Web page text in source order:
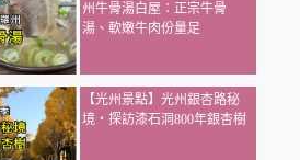
州牛骨湯白屋：正宗牛骨
湯、軟嫩牛肉份量足
【光州景點】光州銀杏路秘
境・探訪漆石洞800年銀杏樹